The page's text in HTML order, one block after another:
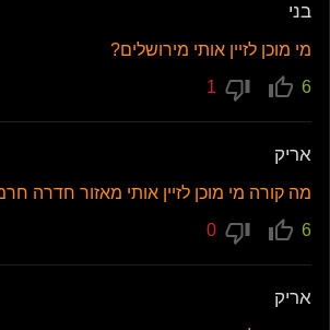
בני
מי מוכן לזיין אותי מירושלים?
6
אריק
מה קורה מי מוכן לזיין אותי מאזור חדרה
6
אריק